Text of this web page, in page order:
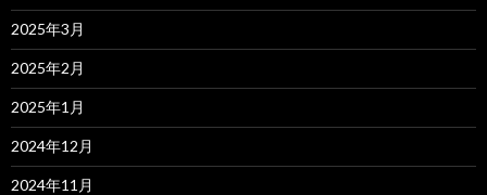
2025年3月
2025年2月
2025年1月
2024年12月
2024年11月